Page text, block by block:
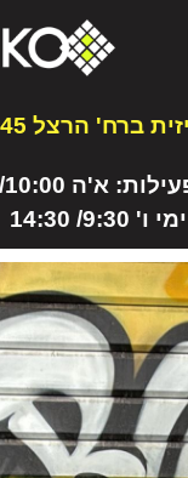
ברח' הרצל 45 רמלה
א'ה 21:00/10:00
ימי ו' 9:30/ 14:30